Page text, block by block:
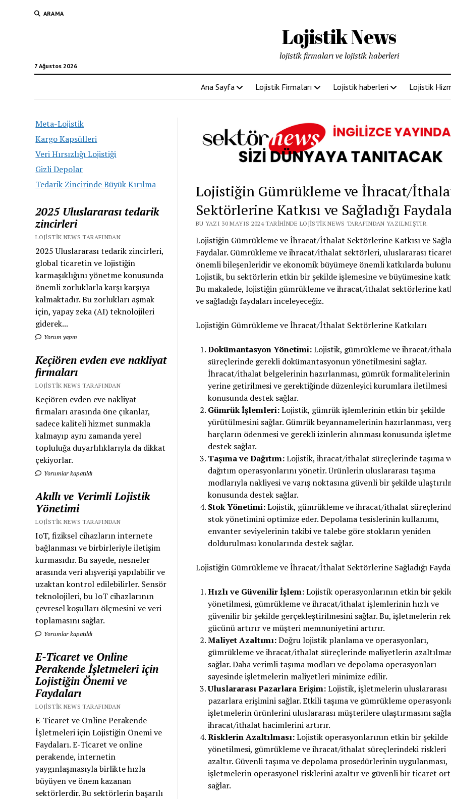
ARAMA
Lojistik News
7 Ağustos 2026
lojistik firmaları ve lojistik haberleri
Ana Sayfa Lojistik Firmaları Lojistik haberleri Lojistik
Meta-Lojistik
Kargo Kapsülleri
Veri Hırsızlığı Lojistiği
Gizli Depolar
Tedarik Zincirinde Büyük Kırılma
2025 Uluslararası tedarik
zincirleri
LOJISTIK NEWS TARAFINDAN
2025 Uluslararası tedarik zincirleri,
global ticaretin ve lojistiğin
karmaşıklığını yönetme konusunda
önemli zorluklarla karşı karşıya
kalmaktadır. Bu zorlukları aşmak
için, yapay zeka (AI) teknolojileri
giderek...
Yorum yapın
Keçiören evden eve nakliyat
firmaları
LOJISTIK NEWS TARAFINDAN
Keçiören evden eve nakliyat
firmaları arasında öne çıkanlar,
sadece kaliteli hizmet sunmakla
kalmayıp aynı zamanda yerel
topluluğa duyarlılıklarıyla da dikkat
çekiyorlar.
Yorumlar kapatıldı
Akıllı ve Verimli Lojistik
Yönetimi
LOJISTIK NEWS TARAFINDAN
IoT, fiziksel cihazların internete
bağlanması ve birbirleriyle iletişim
kurmasıdır. Bu sayede, nesneler
arasında veri alışverişi yapılabilir ve
uzaktan kontrol edilebilirler. Sensör
teknolojileri, bu IoT cihazlarının
çevresel koşulları ölçmesini ve veri
toplamasını sağlar.
Yorumlar kapatıldı
E-Ticaret ve Online
Perakende İşletmeleri için
Lojistiğin Önemi ve
Faydaları
LOJISTIK NEWS TARAFINDAN
E-Ticaret ve Online Perakende
İşletmeleri için Lojistiğin Önemi ve
Faydaları. E-Ticaret ve online
perakende, internetin
yaygınlaşmasıyla birlikte hızla
büyüyen ve önem kazanan
sektörlerdir. Bu sektörlerin başarılı
Lojistiğin Gümrükleme ve İhracat/
Sektörlerine Katkısı ve Sağladığı
BU YAZI 30 MAYIS 2024 TARIHINDE LOJISTIK NEWS TARAFINDAN YAZILMIŞTIR.
Lojistiğin Gümrükleme ve İhracat/İthalat Sektörlerine Katkısı ve
Faydalar. Gümrükleme ve ihracat/ithalat sektörleri, uluslararası
önemli bileşenleridir ve ekonomik büyümeye önemli katkılarda
Lojistik, bu sektörlerin etkin bir şekilde işlemesine ve büyümesine
Bu makalede, lojistiğin gümrükleme ve ihracat/ithalat sektörlerine
ve sağladığı faydaları inceleyeceğiz.
Lojistiğin Gümrükleme ve İhracat/İthalat Sektörlerine Katkıları
Dokümantasyon Yönetimi:Lojistik, gümrükleme ve ihracat/
süreçlerinde gerekli dokümantasyonun yönetilmesini sağlar.
İhracat/ithalat belgelerinin hazırlanması, gümrük formalitelerinin
yerine getirilmesi ve gerektiğinde düzenleyici kurumlara iletilmesi
konusunda destek sağlar.
Gümrük İşlemleri:Lojistik, gümrük işlemlerinin etkin bir şekilde
yürütülmesini sağlar. Gümrük beyannamelerinin hazırlanması,
harçların ödenmesi ve gerekli izinlerin alınması konusunda
destek sağlar.
Taşıma ve Dağıtım:Lojistik, ihracat/ithalat süreçlerinde taşıma
dağıtım operasyonlarını yönetir. Ürünlerin uluslararası taşıma
modlarıyla nakliyesi ve varış noktasına güvenli bir şekilde
konusunda destek sağlar.
Stok Yönetimi:Lojistik, gümrükleme ve ihracat/ithalat
stok yönetimini optimize eder. Depolama tesislerinin kullanımı,
envanter seviyelerinin takibi ve talebe göre stokların yeniden
doldurulması konularında destek sağlar.
Lojistiğin Gümrükleme ve İhracat/İthalat Sektörlerine Sağladığı
Hızlı ve Güvenilir İşlem:Lojistik operasyonlarının etkin bir
yönetilmesi, gümrükleme ve ihracat/ithalat işlemlerinin hızlı ve
güvenilir bir şekilde gerçekleştirilmesini sağlar. Bu, işletmelerin
gücünü artırır ve müşteri memnuniyetini artırır.
Maliyet Azaltımı:Doğru lojistik planlama ve operasyonları,
gümrükleme ve ihracat/ithalat süreçlerinde maliyetlerin
sağlar. Daha verimli taşıma modları ve depolama operasyonları
sayesinde işletmelerin maliyetleri minimize edilir.
Uluslararası Pazarlara Erişim:Lojistik, işletmelerin uluslararası
pazarlara erişimini sağlar. Etkili taşıma ve gümrükleme
işletmelerin ürünlerini uluslararası müşterilere ulaştırmasını
ihracat/ithalat hacimlerini artırır.
Risklerin Azaltılması:Lojistik operasyonlarının etkin bir şekilde
yönetilmesi, gümrükleme ve ihracat/ithalat süreçlerindeki riskleri
azaltır. Güvenli taşıma ve depolama prosedürlerinin uygulanması,
işletmelerin operasyonel risklerini azaltır ve güvenli bir ticaret
sağlar.